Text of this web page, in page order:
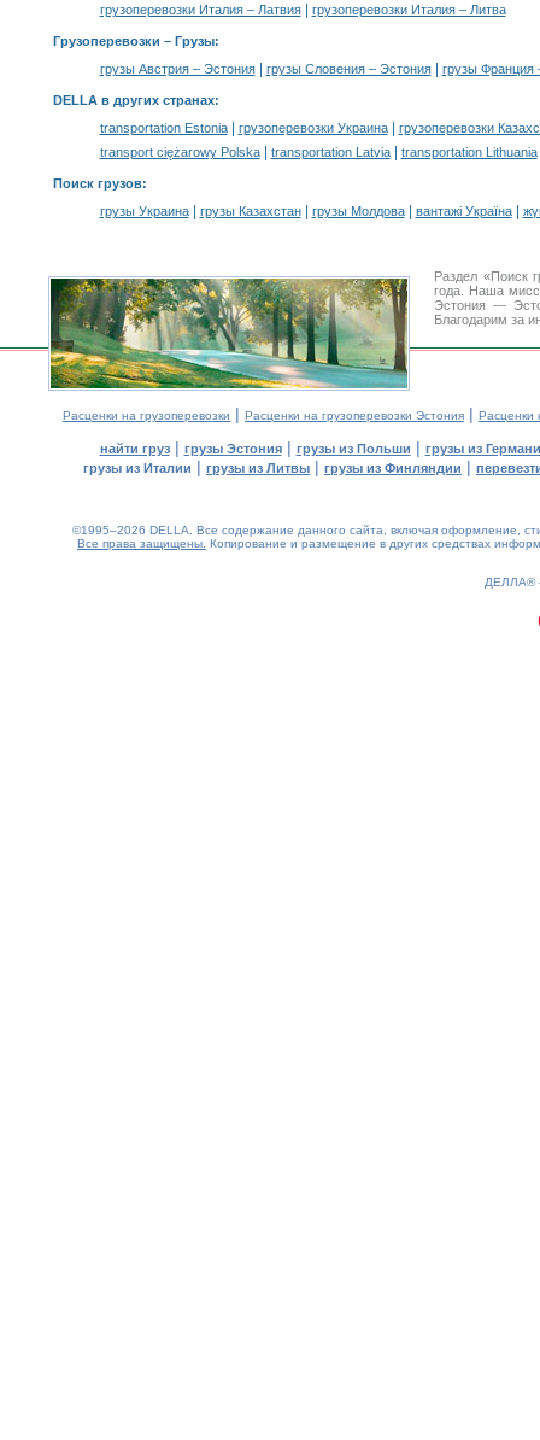
грузоперевозки Италия – Латвия| грузоперевозки Италия – Литва
Грузоперевозки – Грузы:
грузы Австрия – Эстония| грузы Словения – Эстония| грузы Франция
DELLA в других странах:
transportation Estonia| грузоперевозки Украина|
грузоперевозки
transport ciężarowy Polska| transportation Latvia| transportation Lithuania
Поиск грузов:
грузы Украина| грузы Казахстан| грузы Молдова| вантажі Україна|
Раздел «Поиск
года. Наша
Эстония —
Благодарим за
Расценки на грузоперевозки | Расценки на грузоперевозки Эстония | Расценки
найти груз| грузы Эстония| грузы из Польши | грузы из
грузы из Италии | грузы из Литвы | грузы из Финляндии |
©1995–2026 DELLA. Все содержание данного сайта, включая оформление,
Все права защищены. Копирование и размещение в других средствах